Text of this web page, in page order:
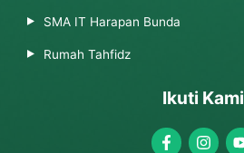
SMA IT Harapan Bunda
Rumah Tahfidz
Ikuti Kami